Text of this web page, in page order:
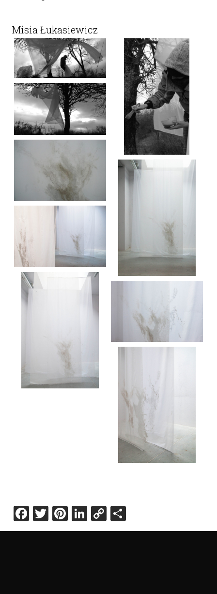
Misia Łukasiewicz
Facebook
Twitter
Pinterest
LinkedIn
Copy
Link
Share